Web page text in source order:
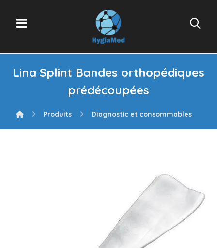
Lina Splint Bandes orthopédiques
prédécoupées
Produits Diagnostic et consommables